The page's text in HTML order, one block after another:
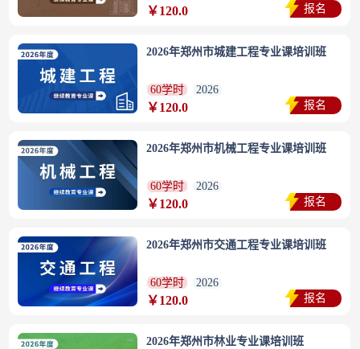
￥120.0 报名
2026年郑州市城建工程专业课培训班
60学时 2026
￥120.0 报名
2026年郑州市机械工程专业课培训班
60学时 2026
￥120.0 报名
2026年郑州市交通工程专业课培训班
60学时 2026
￥120.0 报名
2026年郑州市林业专业课培训班